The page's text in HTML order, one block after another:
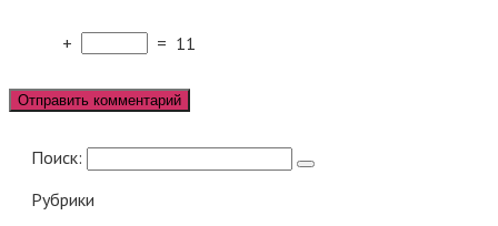
+ = 11
Поиск:
Рубрики